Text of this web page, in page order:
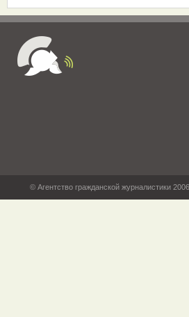
© Агентство гражданской журналистики